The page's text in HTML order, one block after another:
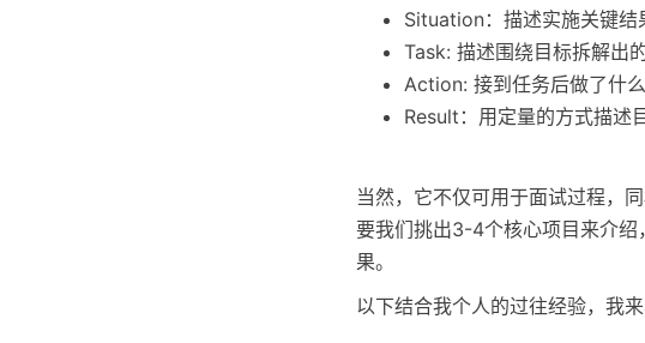
Situation：描述实施关键结
Task: 描述围绕目标拆解出
Action: 接到任务后做了什
Result：用定量的方式描述
当然，它不仅可用于面试过程，
要我们挑出3-4个核心项目来介绍
果。
以下结合我个人的过往经验，我